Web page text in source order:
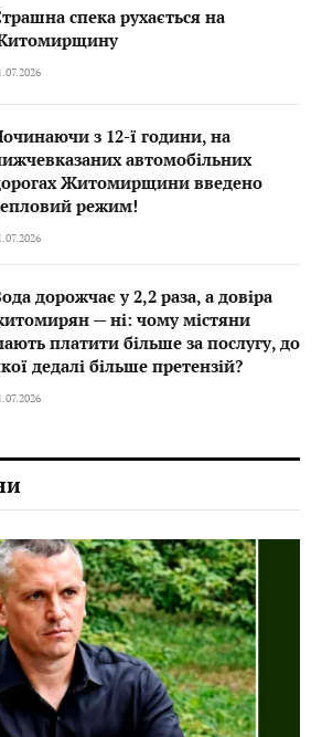
спека рухається на
з 12-ї години, на
автомобільних
Житомирщини введено
режим!
дорожчає у 2,2 раза, а довіра
— ні: чому містяни
платити більше за послугу, до
дедалі більше претензій?